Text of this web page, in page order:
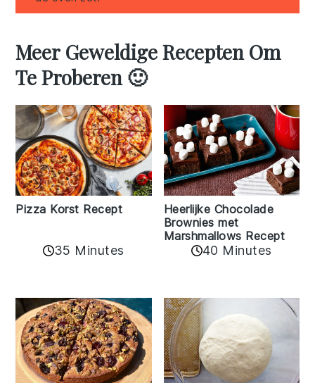
Meer Geweldige Recepten Om
Te Proberen 🙂
Pizza Korst Recept
35 Minutes
Heerlijke Chocolade
Brownies met
Marshmallows Recept
40 Minutes